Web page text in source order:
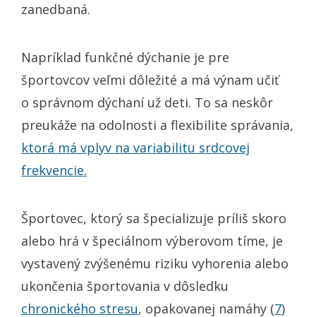
zanedbaná.
Napríklad funkčné dýchanie je pre
športovcov veľmi dôležité a má výnam učiť
o správnom dýchaní už deti. To sa neskôr
preukáže na odolnosti a flexibilite správania,
ktorá má vplyv na variabilitu srdcovej
frekvencie.
Športovec, ktorý sa špecializuje príliš skoro
alebo hrá v špeciálnom výberovom tíme, je
vystavený zvýšenému riziku vyhorenia alebo
ukončenia športovania v dôsledku
chronického stresu, opakovanej namáhy (7)